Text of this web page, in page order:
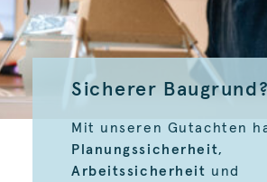
Sicherer
Mit unseren Gutachten
Planungssicherheit,
Arbeitssicherheit und